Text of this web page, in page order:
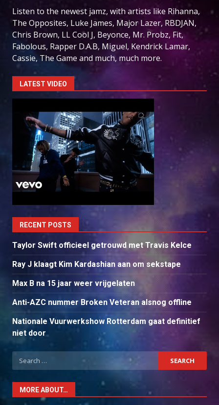
Listen to the newest jamz, with artists like Rihanna,
The Opposites, Luke James, Major Lazer, RBDJAN,
Chris Brown, LL Cool J, Beyonce, Mr. Probz, Fit,
Fabolous, Rapper D.A.B, Miguel, Kendrick Lamar,
Cassie, The Game and much, much more.
LATEST VIDEO
RECENT POSTS
Taylor Swift officieel getrouwd met Travis Kelce
Ray J klaagt Kim Kardashian aan om sekstape
Max B na 15 jaar weer vrijgelaten
Anti-AZC nummer Broken Veteran alsnog offline
Nationale Vuurwerkshow Rotterdam gaat definitief
niet door
Search
for:
MORE ABOUT…